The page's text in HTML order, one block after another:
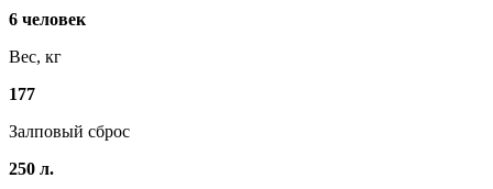
6 человек
Вес, кг
177
Залповый сброс
250 л.